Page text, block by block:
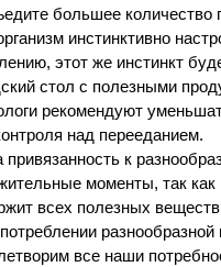
большее количество
инстинктивно
этот же инстинкт
стол с полезными
рекомендуют
над перееданием.
к
моменты, так как
всех полезных
все наши